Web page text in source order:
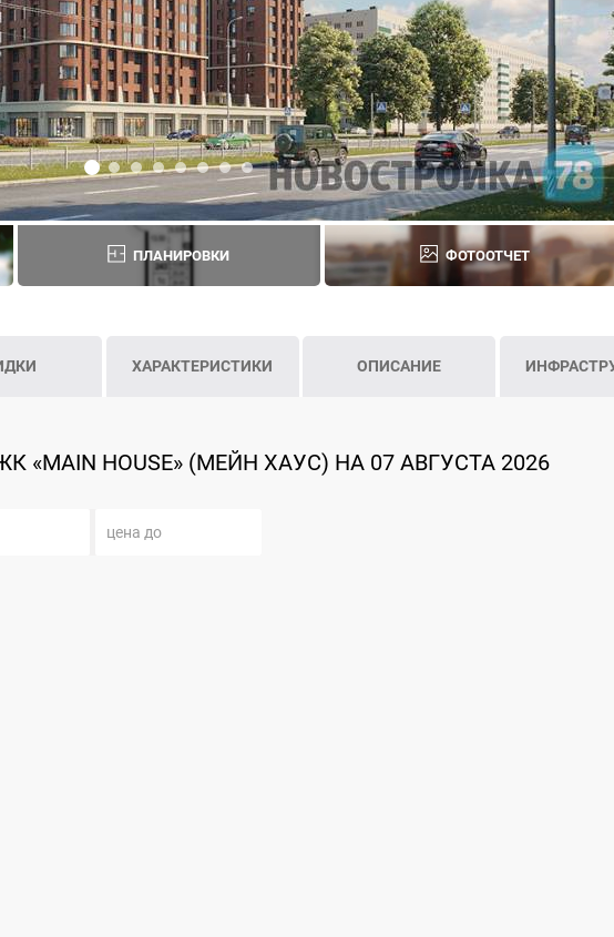
ПЛАНИРОВКИ ФОТООТЧЕТ
ХАРАКТЕРИСТИКИ ОПИСАНИЕ
HOUSE» (МЕЙН ХАУС) НА 07 АВГУСТА 2026